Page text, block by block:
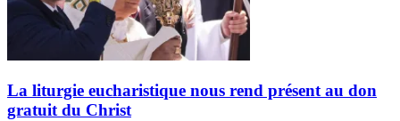
La liturgie eucharistique nous rend présent au don
gratuit du Christ